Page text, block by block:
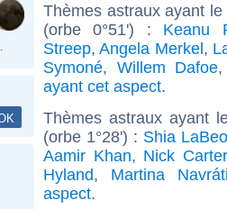
Thèmes astraux ayant
(orbe 0°51') : Keanu
Streep,Angela Merkel,
Symoné, Willem Dafoe
ayant cet aspect.
Thèmes astraux ayant
(orbe 1°28') : Shia
Aamir Khan, Nick Carter
Hyland, Martina
aspect.